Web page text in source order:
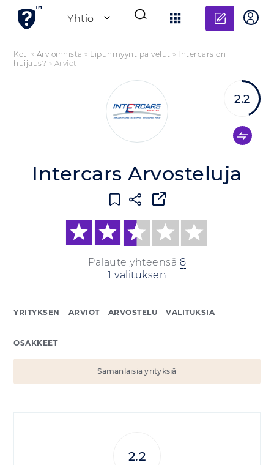
Yhtiö
Lisää
Koti » Arvioinnista » Lipunmyyntipalvelut » Intercars on
huijaus? » Arviot
Intercars Arvosteluja
Palaute yhteensä 8
1 valituksen
2.2
YRITYKSEN ARVIOT ARVOSTELU VALITUKSIA
OSAKKEET
Samanlaisia yrityksiä
2.2